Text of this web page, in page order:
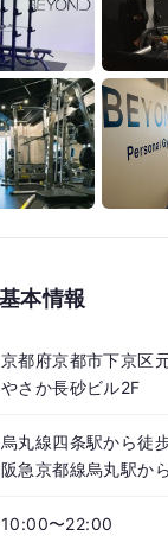
本情報
京都府京都市下京区
やさか長砂ビル2F
烏丸線四条駅から徒
阪急京都線烏丸駅か
10:00〜22:00